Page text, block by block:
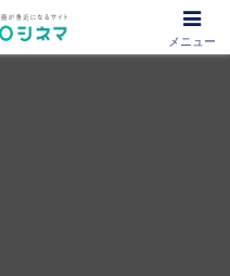
図書館『MIHOシネマ』
メニュー